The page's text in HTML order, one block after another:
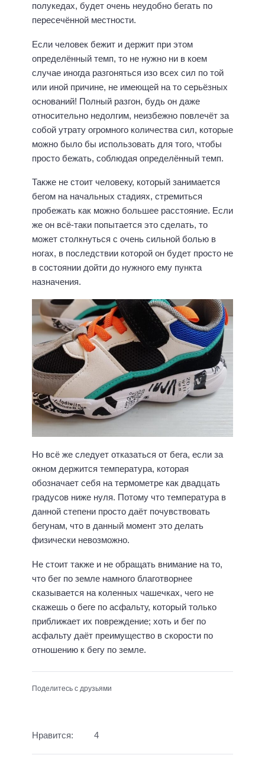
полукедах, будет очень неудобно бегать по
пересечённой местности.
Если человек бежит и держит при этом
определённый темп, то не нужно ни в коем
случае иногда разгоняться изо всех сил по той
или иной причине, не имеющей на то серьёзных
оснований! Полный разгон, будь он даже
относительно недолгим, неизбежно повлечёт за
собой утрату огромного количества сил, которые
можно было бы использовать для того, чтобы
просто бежать, соблюдая определённый темп.
Также не стоит человеку, который занимается
бегом на начальных стадиях, стремиться
пробежать как можно большее расстояние. Если
же он всё-таки попытается это сделать, то
может столкнуться с очень сильной болью в
ногах, в последствии которой он будет просто не
в состоянии дойти до нужного ему пункта
назначения.
Но всё же следует отказаться от бега, если за
окном держится температура, которая
обозначает себя на термометре как двадцать
градусов ниже нуля. Потому что температура в
данной степени просто даёт почувствовать
бегунам, что в данный момент это делать
физически невозможно.
Не стоит также и не обращать внимание на то,
что бег по земле намного благотворнее
сказывается на коленных чашечках, чего не
скажешь о беге по асфальту, который только
приближает их повреждение; хоть и бег по
асфальту даёт преимущество в скорости по
отношению к бегу по земле.
Поделитесь с друзьями
Нравится: 4